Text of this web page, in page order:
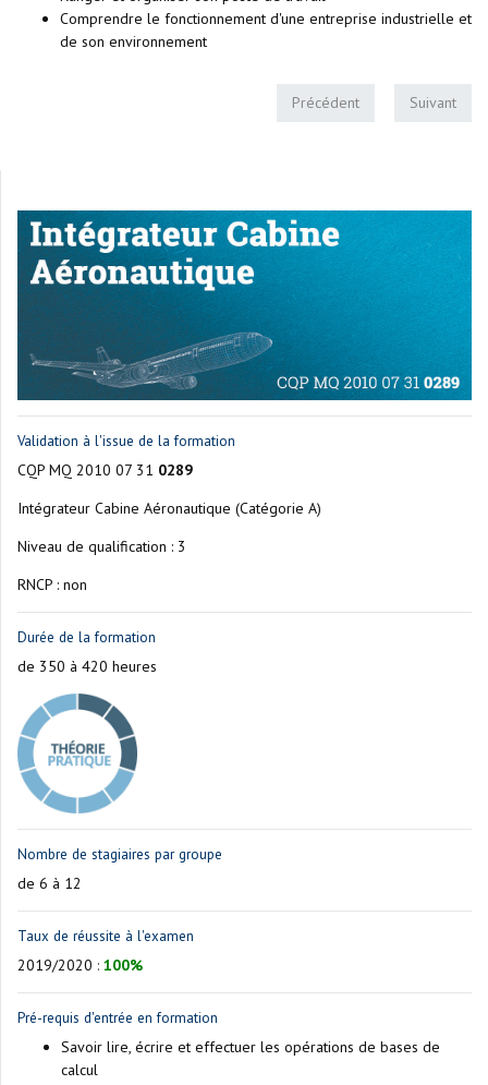
Comprendre le fonctionnement d'une entreprise industrielle et
de son environnement
Précédent Suivant
Validation à l'issue de la formation
CQP MQ 2010 07 31 0289
Intégrateur Cabine Aéronautique (Catégorie A)
Niveau de qualification : 3
RNCP : non
Durée de la formation
de 350 à 420 heures
Nombre de stagiaires par groupe
de 6 à 12
Taux de réussite à l'examen
2019/2020 : 100%
Pré-requis d'entrée en formation
Savoir lire, écrire et effectuer les opérations de bases de
calcul